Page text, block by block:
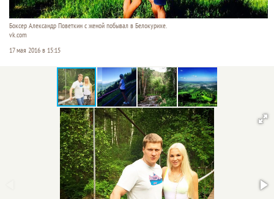
Боксер Александр Поветкин с женой побывал в Белокурихе.
vk.com
17 мая 2016 в 15:15